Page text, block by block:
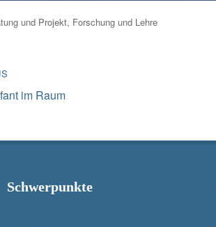
und Projekt, Forschung und Lehre
im Raum
Schwerpunkte